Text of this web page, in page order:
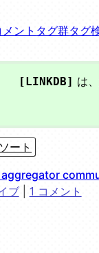
メント タグ群タグ
[LINKDB] は
ブ| 1 コメント